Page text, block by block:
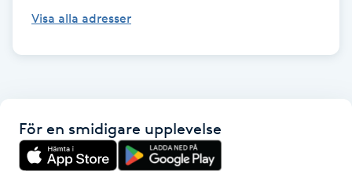
Gellack
Gravidyoga
Visa alla adresser
För en smidigare upplevelse